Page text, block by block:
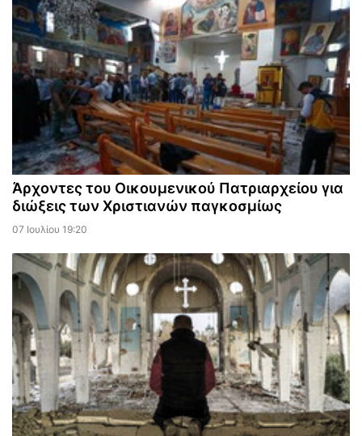
Άρχοντες του Οικουμενικού Πατριαρχείου για
διώξεις των Χριστιανών παγκοσμίως
07 Ιουλίου 19:20